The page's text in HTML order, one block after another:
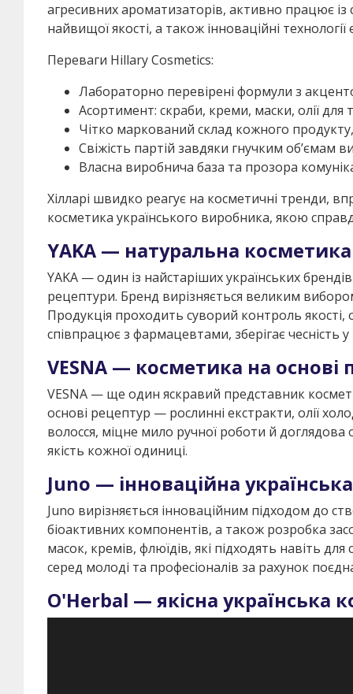
агресивних ароматизаторів, активно працює
найвищої якості, а також інноваційні
Переваги Hillary Cosmetics:
Лабораторно перевірені формули з
Асортимент: скраби, креми, маски, олії для
Чітко маркований склад кожного
Свіжість партій завдяки гнучким об’ємам
Власна виробнича база та прозора
Хілларі швидко реагує на косметичні тренди,
косметика українського виробника, якою
YAKA — натуральна
YAKA — один із найстаріших українських
рецептури. Бренд вирізняється великим
Продукція проходить суворий контроль
співпрацює з фармацевтами, зберігає
VESNA — косметика на
VESNA — ще один яскравий представник
основі рецептур — рослинні екстракти, олії
волосся, міцне мило ручної роботи й доглядова
якість кожної одиниці.
Juno — інноваційна
Juno вирізняється інноваційним підходом до
біоактивних компонентів, а також розробка
масок, кремів, флюїдів, які підходять навіть
серед молоді та професіоналів за рахунок
O'Herbal — якісна українська